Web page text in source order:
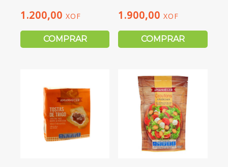
1.200,00 XOF
COMPRAR
1.900,00XOF
COMPRAR